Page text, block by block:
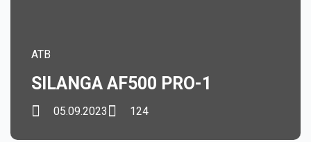
ATB
SILANGA AF500 PRO-1
05.09.2023 124